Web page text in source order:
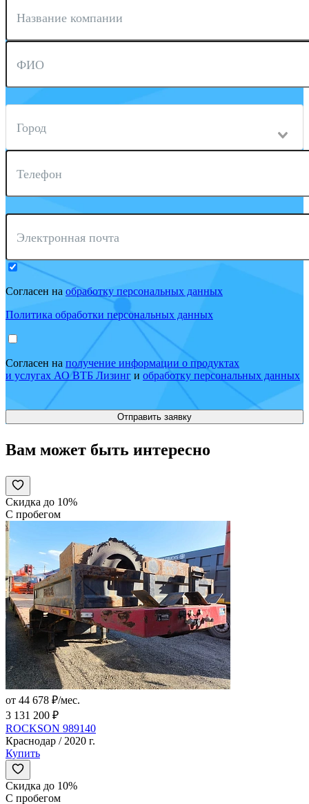
Название компании
ФИО
Город
Телефон
Электронная почта
Согласен на обработку персональных данных
Политика обработки персональных данных
Согласен на получение информации о продуктах
и услугах АО ВТБ Лизинг и обработку персональных данных
Вам может быть интересно
Скидка до 10%
С пробегом
от 44 678 ₽/мес.
3 131 200 ₽
ROCKSON 989140
Краснодар / 2020 г.
Купить
Скидка до 10%
С пробегом